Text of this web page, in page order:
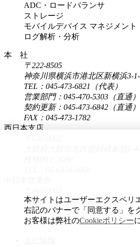
ADC・ロードバランサ
ストレージ
モバイルデバイス マネジメント
ログ解析・分析
本 社
〒222-8505
神奈川県横浜市港北区新横浜3-1-
TEL：045-473-6821（代表）
営業部門：045-470-5303（直通）
契約更新：045-473-6842（直通）
FAX：045-473-1782
西日本支店
愛知県名古屋市中区錦2-4-15
ORE錦二丁目ビル6F
TEL：052-218-5415
本サイトはユーザーエクスペリ
右記のバナーで「同意する」を
お客様は弊社のCookieポリシー